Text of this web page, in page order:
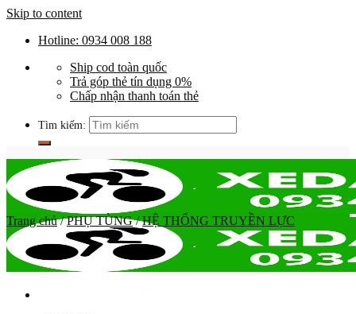
Skip to content
Hotline: 0934 008 188
Ship cod toàn quốc
Trả góp thẻ tín dụng 0%
Chấp nhận thanh toán thẻ
Tìm kiếm:
Trang chủ / PHỤ TÙNG / HỆ THỐNG TRUYỀN LỰC